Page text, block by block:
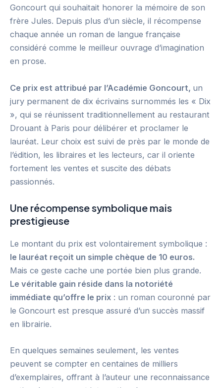
Goncourt qui souhaitait honorer la mémoire de son
frère Jules. Depuis plus d’un siècle, il récompense
chaque année un roman de langue française
considéré comme le meilleur ouvrage d’imagination
en prose.
Ce prix est attribué par l’Académie Goncourt, un
jury permanent de dix écrivains surnommés les « Dix
», qui se réunissent traditionnellement au restaurant
Drouant à Paris pour délibérer et proclamer le
lauréat. Leur choix est suivi de près par le monde de
l’édition, les libraires et les lecteurs, car il oriente
fortement les ventes et suscite des débats
passionnés.
Une récompense symbolique mais
prestigieuse
Le montant du prix est volontairement symbolique :
le lauréat reçoit un simple chèque de 10 euros.
Mais ce geste cache une portée bien plus grande.
Le véritable gain réside dans la notoriété
immédiate qu’offre le prix : un roman couronné par
le Goncourt est presque assuré d’un succès massif
en librairie.
En quelques semaines seulement, les ventes
peuvent se compter en centaines de milliers
d’exemplaires, offrant à l’auteur une reconnaissance